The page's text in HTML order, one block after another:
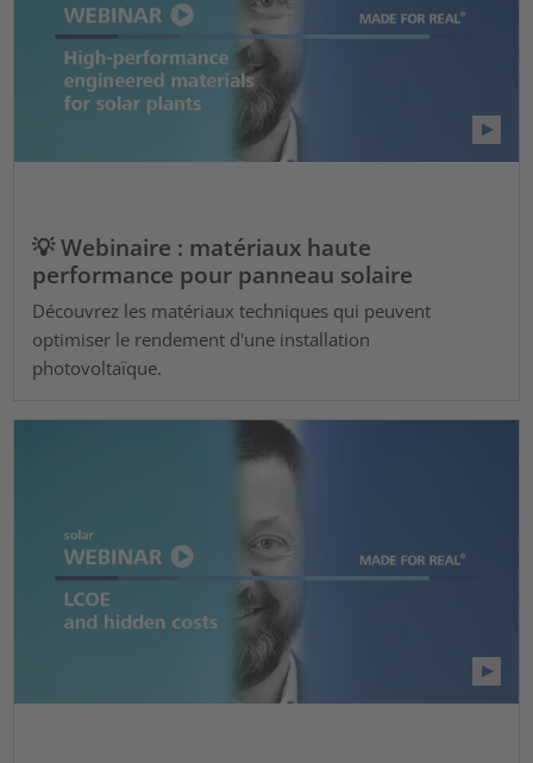
💡 Webinaire : matériaux haute
performance pour panneau solaire
Découvrez les matériaux techniques qui peuvent
optimiser le rendement d'une installation
photovoltaïque.